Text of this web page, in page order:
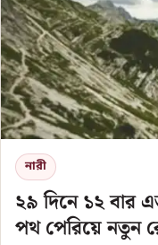
নারী
২৯ দিনে ১২ বার
পথ পেরিয়ে নতুন